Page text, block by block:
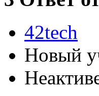
42tech
Новый